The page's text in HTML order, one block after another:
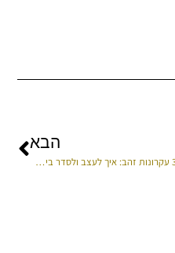
הבא
3 עקרונות זהב: איך לעצב ולסדר בית שיראה כאילו יצא ממגזין יוקרתי (ויחזיק מעמד)